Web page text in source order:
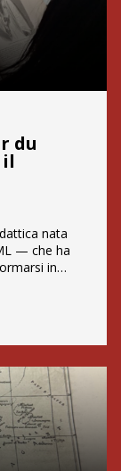
du
il
nata
— che ha
in
mirabile
e custodita